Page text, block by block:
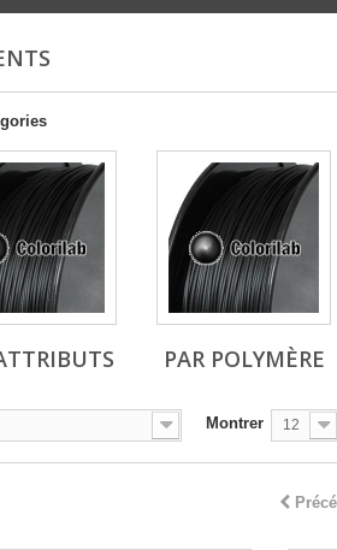
PAR POLYMÈRE
Montrer 12